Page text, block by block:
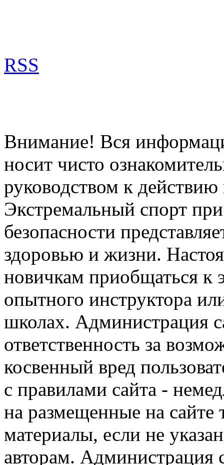
RSS
Внимание! Вся
носит чисто
руководством к
Экстремальный спорт
безопасности
здоровью и жизни.
новичкам приобщаться к
опытного инструктора
школах. Администрация
ответственность за
косвенный вред
с правилами сайта -
на размещенные на сайте
материалы, если не
авторам. Администрация